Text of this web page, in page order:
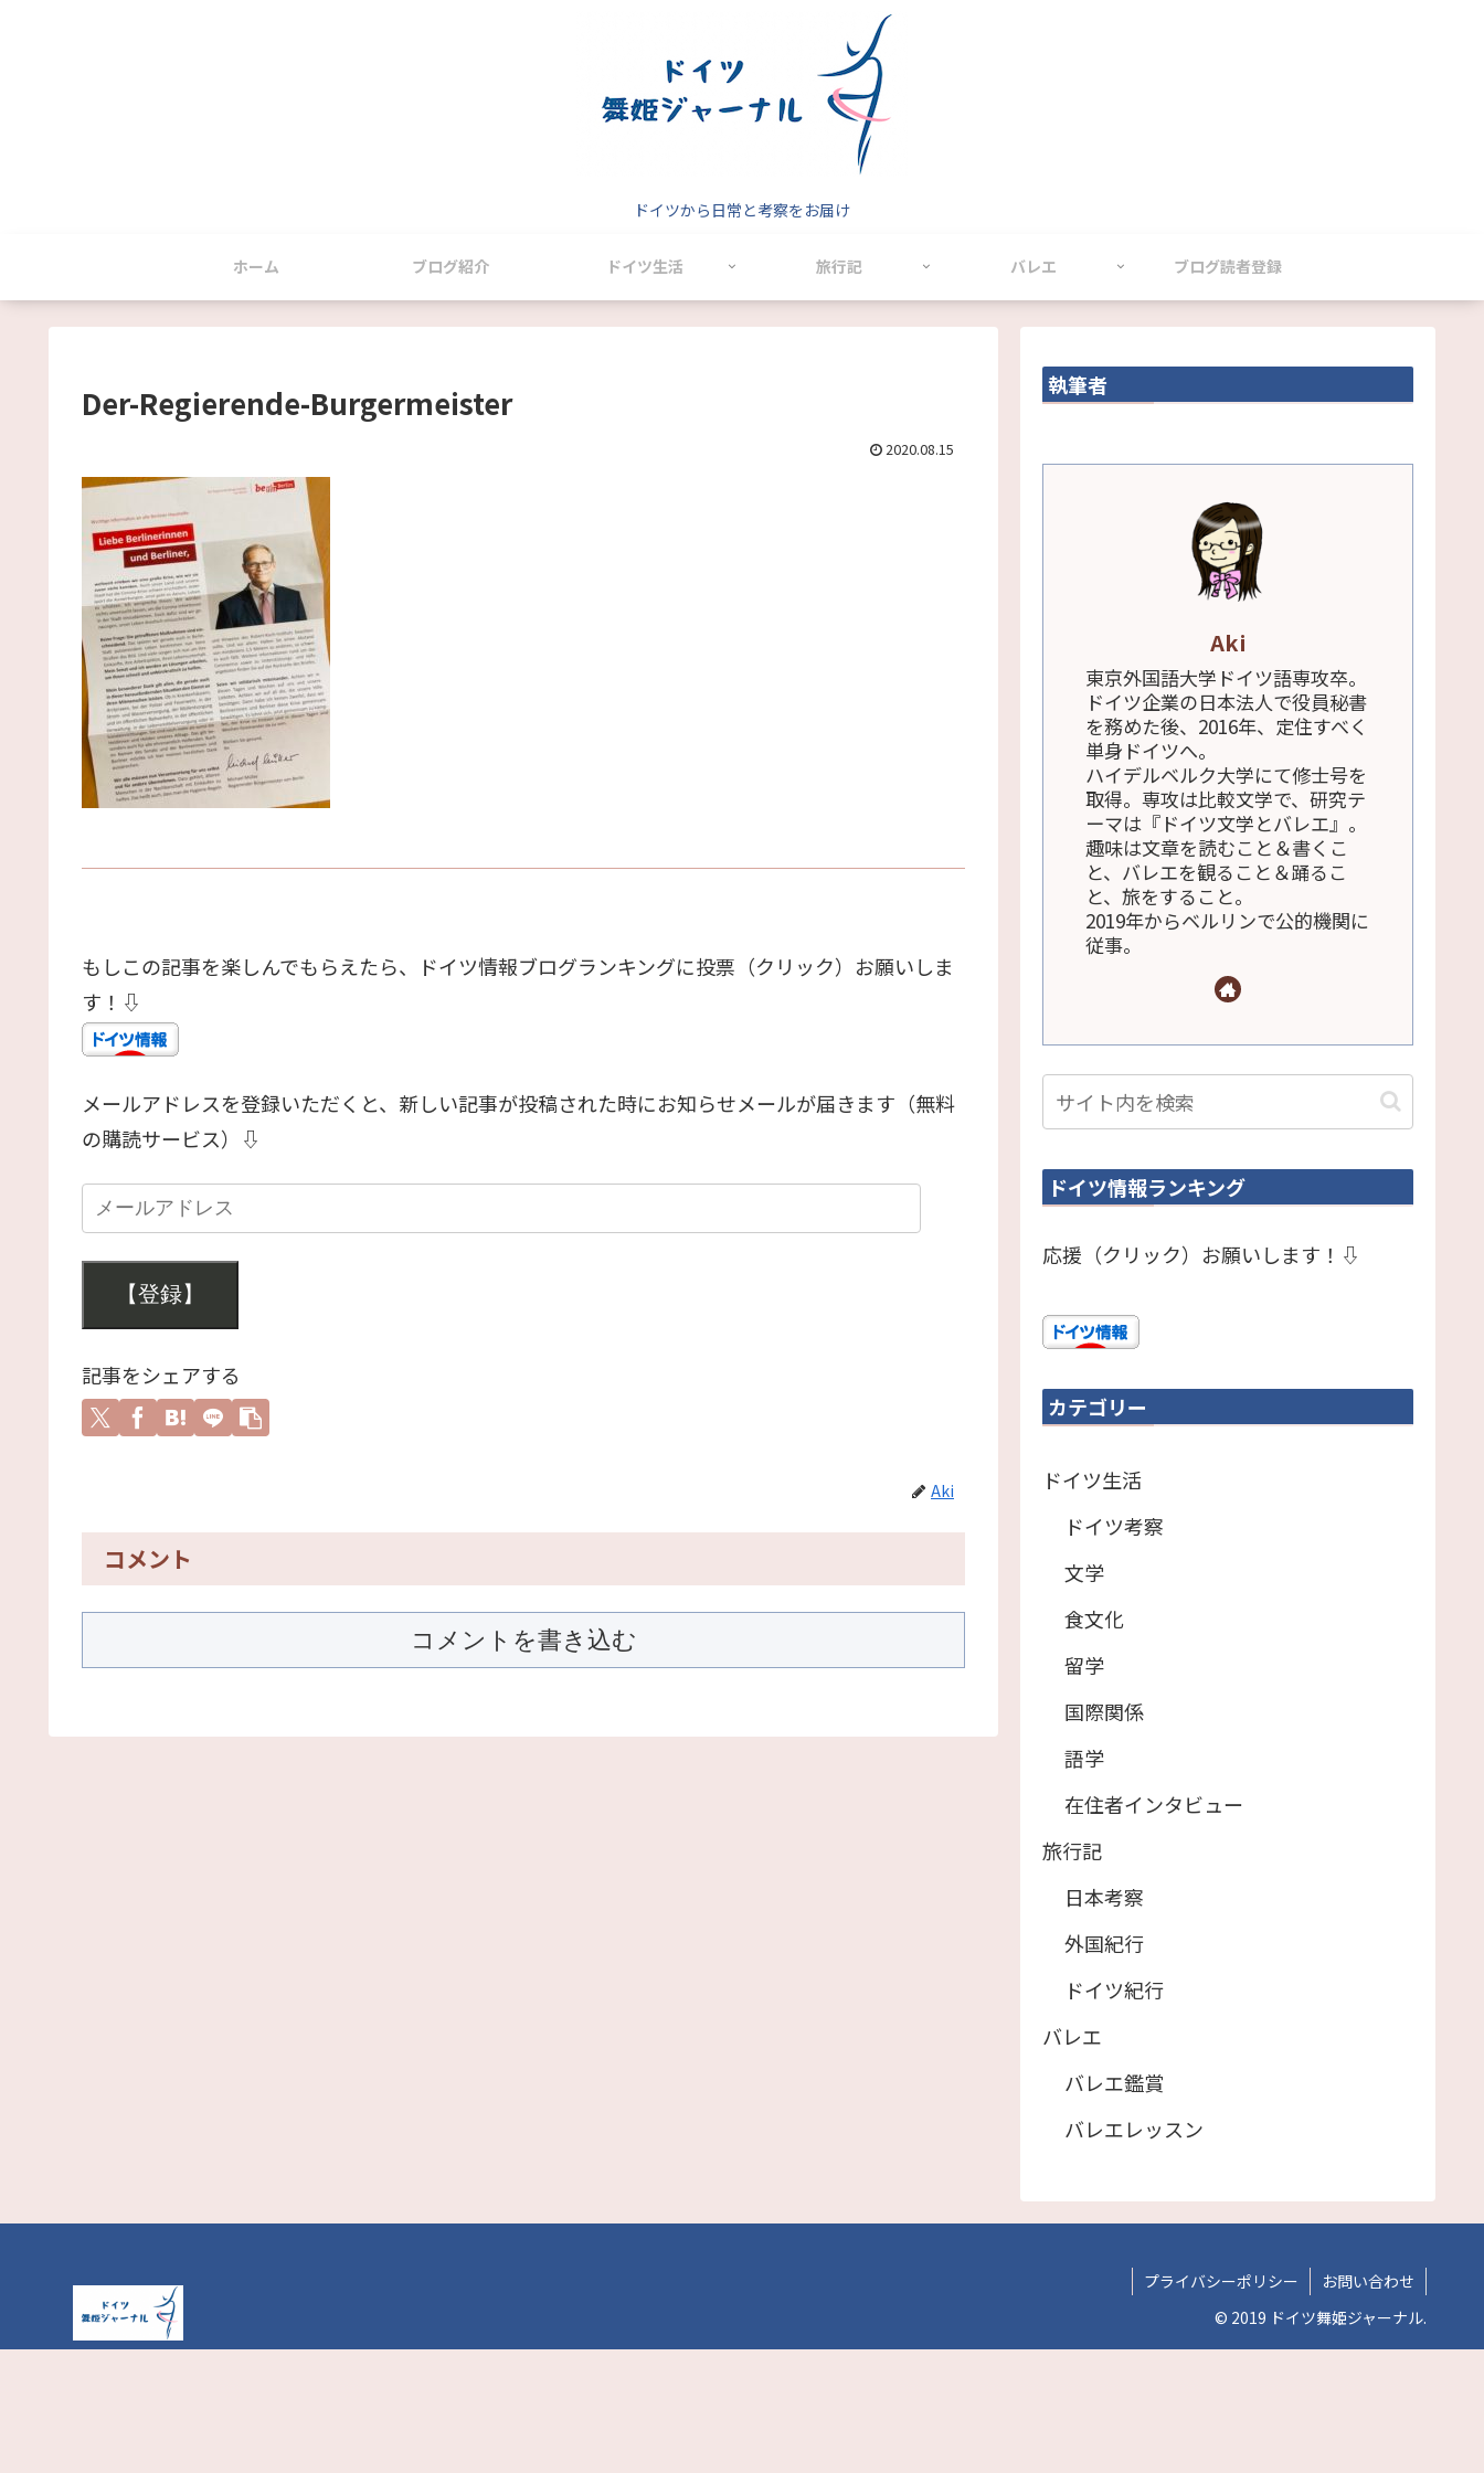
ドイツから日常と考察をお届け
ホーム ブログ紹介 ドイツ生活 旅行記 バレエ ブログ読者登録
Der-Regierende-Burgermeister
2020.08.15
もしこの記事を楽しんでもらえたら、ドイツ情報ブログランキングに投票（クリック）お願いしま
す！⇩
メールアドレスを登録いただくと、新しい記事が投稿された時にお知らせメールが届きます（無料
の購読サービス）⇩
【登録】
記事をシェアする
Aki
コメント
コメントを書き込む
執筆者
Aki
東京外国語大学ドイツ語専攻卒。
ドイツ企業の日本法人で役員秘書
を務めた後、2016年、定住すべく
単身ドイツへ。
ハイデルベルク大学にて修士号を
取得。専攻は比較文学で、研究テ
ーマは『ドイツ文学とバレエ』。
趣味は文章を読むこと＆書くこ
と、バレエを観ること＆踊るこ
と、旅をすること。
2019年からベルリンで公的機関に
従事。
ドイツ情報ランキング
応援（クリック）お願いします！⇩
カテゴリー
ドイツ生活
ドイツ考察
文学
食文化
留学
国際関係
語学
在住者インタビュー
旅行記
日本考察
外国紀行
ドイツ紀行
バレエ
バレエ鑑賞
バレエレッスン
プライバシーポリシー
お問い合わせ
© 2019 ドイツ舞姫ジャーナル.